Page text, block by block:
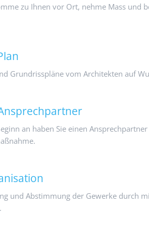
zu Ihnen vor Ort, nehme Mass und
Grundrisspläne vom Architekten auf
an haben Sie einen
und Abstimmung der Gewerke durch